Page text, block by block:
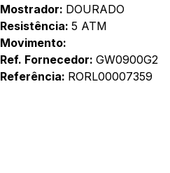
Mostrador: DOURADO
Resistência: 5 ATM
Movimento:
Ref. Fornecedor: GW0900G2
Referência: RORL00007359